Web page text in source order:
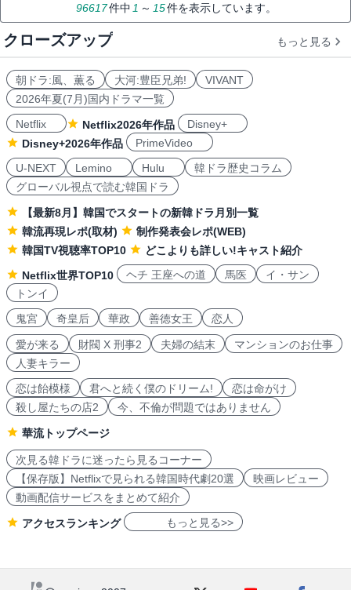
96617件中 1 ～ 15件を表示しています。
クローズアップ もっと見る
朝ドラ:風、薫る 大河:豊臣兄弟!
VIVANT
2026年夏(7月)国内ドラマ一覧
Netflix
Netflix2026年作品
Disney+
Disney+2026年作品
PrimeVideo
U-NEXT
Lemino Hulu
韓ドラ歴史コラム
グローバル視点で読む韓国ドラ
【最新8月】韓国でスタートの新韓ドラ月別一覧
韓流再現レポ(取材)
制作発表会レポ(WEB)
韓国TV視聴率TOP10
どこよりも詳しい!キャスト紹介
Netflix世界TOP10
ヘチ 王座への道 馬医
イ・サン
トンイ
鬼宮
奇皇后 華政 善徳女王 恋人
愛が来る 財閥 X 刑事2 夫婦の結末
マンションのお仕事
人妻キラー
恋は飴模様
君へと続く僕のドリーム!
恋は命がけ
殺し屋たちの店2
今、不倫が問題ではありません
華流トップページ
次見る韓ドラに迷ったら見るコーナー
【保存版】Netflixで見られる韓国時代劇20選
映画レビュー
動画配信サービスをまとめて紹介
アクセスランキング もっと見る>>